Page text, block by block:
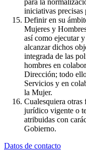
para la
iniciativas precisas
Definir en su
Mujeres y
así como ejecutar
alcanzar dichos
integrada de las
hombres en
Dirección; todo
Servicios y en
la Mujer.
Cualesquiera
jurídico vigente o
atribuidas con
Gobierno.
Datos de contacto